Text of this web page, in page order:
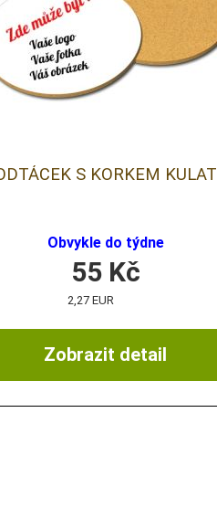
S KORKEM
Obvykle do týdne
Zobrazit detail
55 Kč
2,27 EUR